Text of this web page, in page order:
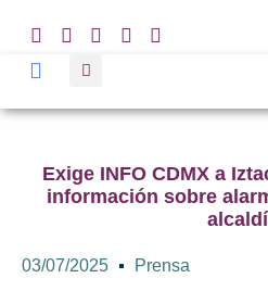
Exige INFO CDMX a
información sobre
03/07/2025 Prensa